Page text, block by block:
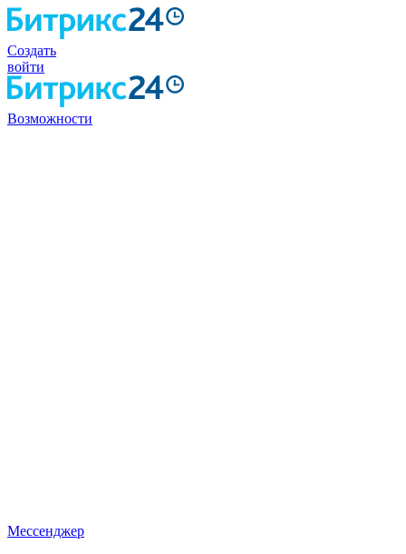
Создать
войти
Возможности
Мессенджер